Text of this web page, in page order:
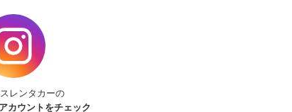
レンタカーの
カウントをチェック